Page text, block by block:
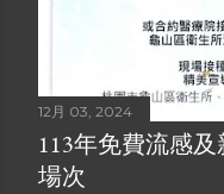
12月 03, 2024
113年免費流感
場次